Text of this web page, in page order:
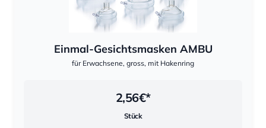
Einmal-Gesichtsmasken AMBU
für Erwachsene, gross, mit Hakenring
2,56€*
Stück